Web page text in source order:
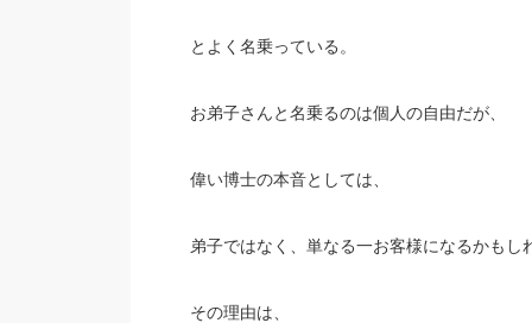
とよく名乗っている。
お弟子さんと名乗るのは個人の自由だが、
偉い博士の本音としては、
弟子ではなく、単なる一お客様になるかもし
その理由は、